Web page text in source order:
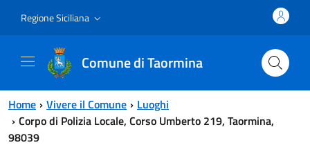
Regione Siciliana
Comune di Taormina
Home Vivere il Comune
Luoghi
Corpo di Polizia Locale, Corso Umberto 219, Taormina,
98039